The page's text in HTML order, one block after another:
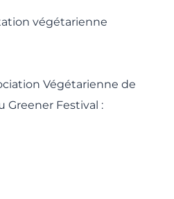
végétarienne
Végétarienne de
Greener Festival :